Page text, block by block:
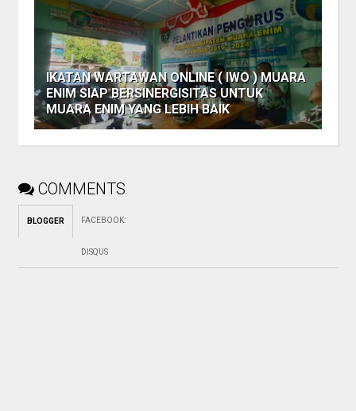
IKATAN WARTAWAN ONLINE ( IWO ) MUARA
ENIM SIAP BERSINERGISITAS UNTUK
MUARA ENIM YANG LEBIH BAIK
COMMENTS
BLOGGER FACEBOOK:
DISQUS